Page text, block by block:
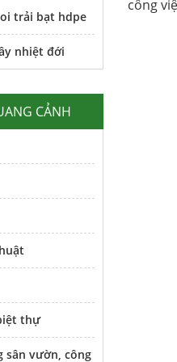
trải bạt hdpe
nhiệt đới
CẢNH
thự
sân vườn, công
công